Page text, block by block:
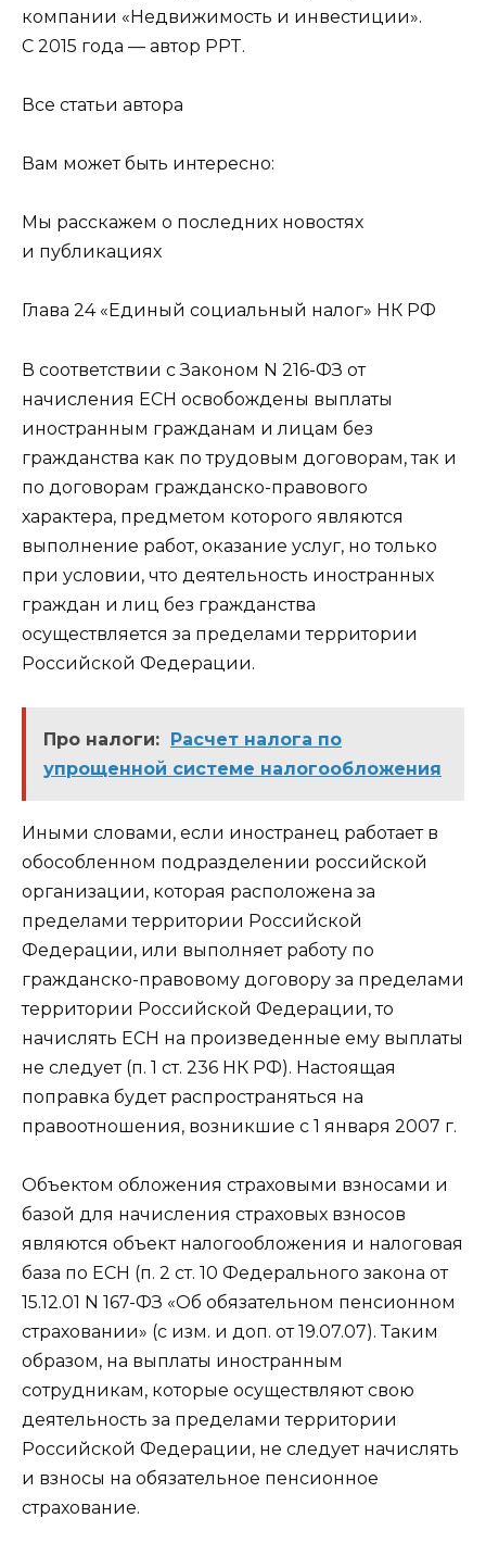
компании «Недвижимость и инвестиции».
С 2015 года — автор PPT.
Все статьи автора
Вам может быть интересно:
Мы расскажем о последних новостях
и публикациях
Глава 24 «Единый социальный налог» НК РФ
В соответствии с Законом N 216-ФЗ от
начисления ЕСН освобождены выплаты
иностранным гражданам и лицам без
гражданства как по трудовым договорам, так и
по договорам гражданско-правового
характера, предметом которого являются
выполнение работ, оказание услуг, но только
при условии, что деятельность иностранных
граждан и лиц без гражданства
осуществляется за пределами территории
Российской Федерации.
Про налоги: Расчет налога по
упрощенной системе налогообложения
Иными словами, если иностранец работает в
обособленном подразделении российской
организации, которая расположена за
пределами территории Российской
Федерации, или выполняет работу по
гражданско-правовому договору за пределами
территории Российской Федерации, то
начислять ЕСН на произведенные ему выплаты
не следует (п. 1 ст. 236 НК РФ). Настоящая
поправка будет распространяться на
правоотношения, возникшие с 1 января 2007 г.
Объектом обложения страховыми взносами и
базой для начисления страховых взносов
являются объект налогообложения и налоговая
база по ЕСН (п. 2 ст. 10 Федерального закона от
15.12.01 N 167-ФЗ «Об обязательном пенсионном
страховании» (с изм. и доп. от 19.07.07). Таким
образом, на выплаты иностранным
сотрудникам, которые осуществляют свою
деятельность за пределами территории
Российской Федерации, не следует начислять
и взносы на обязательное пенсионное
страхование.